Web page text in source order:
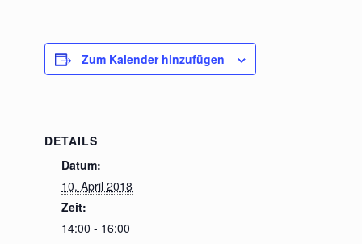
Zum Kalender hinzufügen
DETAILS
Datum:
10. April 2018
Zeit:
14:00 - 16:00